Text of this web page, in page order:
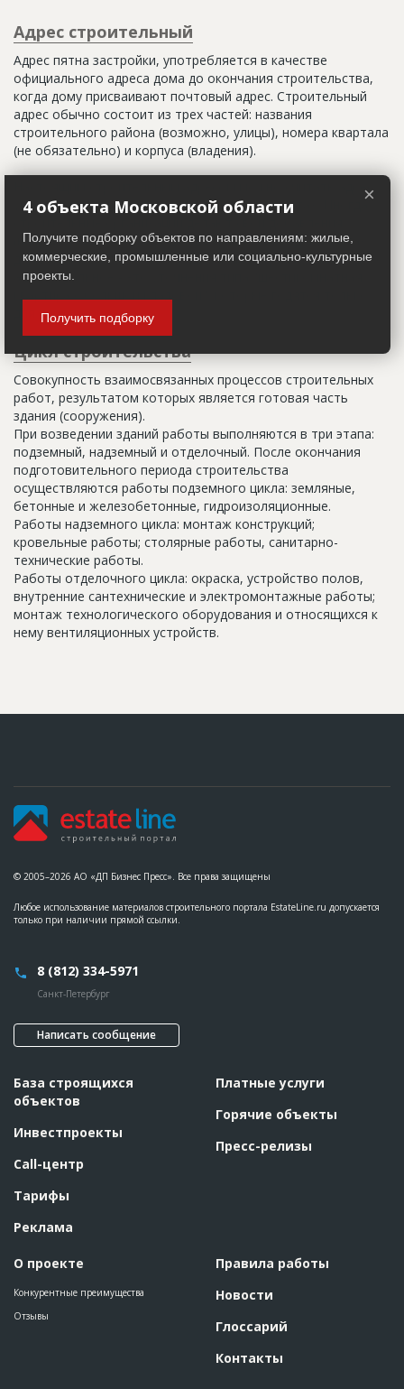
Адрес строительный
Адрес пятна застройки, употребляется в качестве
официального адреса дома до окончания строительства,
когда дому присваивают почтовый адрес. Строительный
адрес обычно состоит из трех частей: названия
строительного района (возможно, улицы), номера квартала
(не обязательно) и корпуса (владения).
Настоящим строительным адресом можно считать адрес,
указанный в правоустанавливающих документах. Иногда
(например, вторая очередь). В официальных документах
должен присутствовать официальный строительный адрес,
а все остальное - это уточнения типа "шестикомнатная
для переговоров.
Цикл строительства
Совокупность взаимосвязанных процессов строительных
работ, результатом которых является готовая часть
здания (сооружения).
При возведении зданий работы выполняются в три этапа:
подземный, надземный и отделочный. После окончания
подготовительного периода строительства
осуществляются работы подземного цикла: земляные,
бетонные и железобетонные, гидроизоляционные.
Работы надземного цикла: монтаж конструкций;
кровельные работы; столярные работы, санитарно-
технические работы.
Работы отделочного цикла: окраска, устройство полов,
внутренние сантехнические и электромонтажные работы;
монтаж технологического оборудования и относящихся к
нему вентиляционных устройств.
© 2005–2026 АО «ДП Бизнес Пресс». Все права защищены
Любое использование материалов строительного портала EstateLine.ru допускается
только при наличии прямой ссылки.
8 (812) 334-5971
Санкт-Петербург
Написать сообщение
База строящихся
объектов
Инвестпроекты
Call-центр
Тарифы
Реклама
О проекте
Конкурентные преимущества
Отзывы
Платные услуги
Горячие объекты
Пресс-релизы
Правила работы
Новости
Глоссарий
Контакты
×
4 объекта Московской области
Получите подборку объектов по направлениям: жилые,
коммерческие, промышленные или социально-культурные
проекты.
Получить подборку